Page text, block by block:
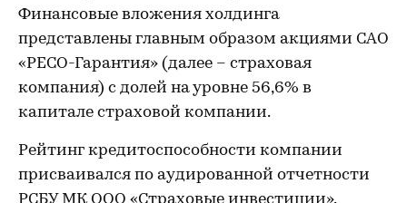
Финансовые вложения холдинга
представлены главным образом акциями САО
«РЕСО-Гарантия» (далее – страховая
компания) с долей на уровне 56,6% в
капитале страховой компании.
Рейтинг кредитоспособности компании
присваивался по аудированной отчетности